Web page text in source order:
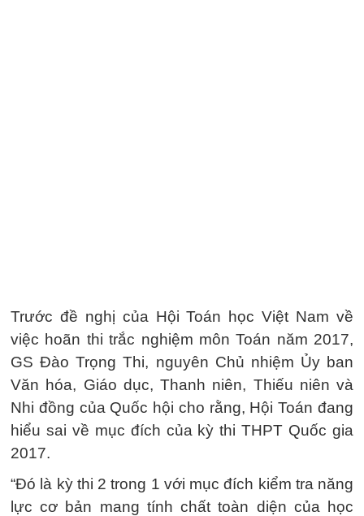
Trước đề nghị của Hội Toán học Việt Nam về
việc hoãn thi trắc nghiệm môn Toán năm 2017,
GS Đào Trọng Thi, nguyên Chủ nhiệm Ủy ban
Văn hóa, Giáo dục, Thanh niên, Thiếu niên và
Nhi đồng của Quốc hội cho rằng, Hội Toán đang
hiểu sai về mục đích của kỳ thi THPT Quốc gia
2017.
“Đó là kỳ thi 2 trong 1 với mục đích kiểm tra năng
lực cơ bản mang tính chất toàn diện của học